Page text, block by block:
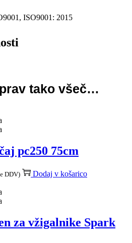
ISO9001: 2015
tako všeč…
pc250 75cm
DDV) Dodaj v košarico
za vžigalnike Spark